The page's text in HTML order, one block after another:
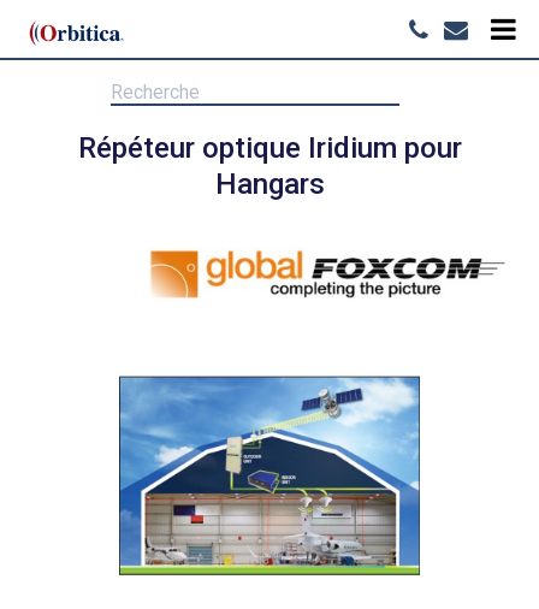
Répéteur optique Iridium pour
Hangars